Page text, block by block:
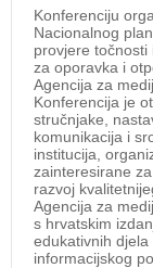
Konferenciju
Nacionalnog
provjere
za oporavka i
Agencija za
Konferencija je
stručnjake,
komunikacija i
institucija,
zainteresirane
razvoj
Agencija za
s hrvatskim
edukativnih
informacijskog